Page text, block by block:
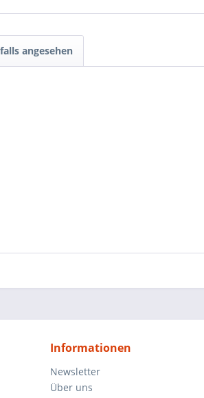
angesehen
Informationen
Newsletter
Über uns